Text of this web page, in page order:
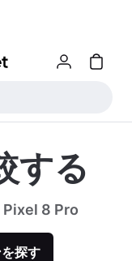
する
8 Pro
探す